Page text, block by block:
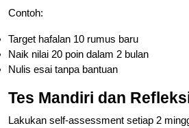
Contoh:
Target hafalan 10 rumus baru
Naik nilai 20 poin dalam 2 bulan
Nulis esai tanpa bantuan
Tes Mandiri dan
Lakukan self-assessment setiap 2